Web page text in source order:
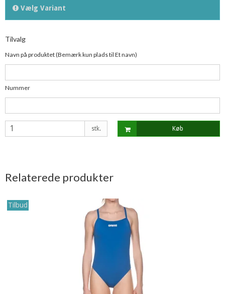
Vælg Variant
Tilvalg
Navn på produktet (Bemærk kun plads til Et navn)
Nummer
stk. Køb
Relaterede produkter
Tilbud